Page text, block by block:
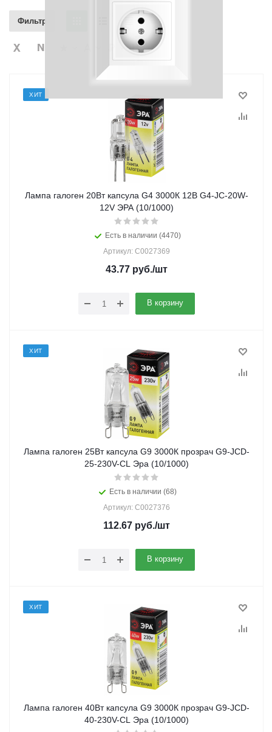
Фильтр
ХИТ
Лампа галоген 20Вт капсула G4 3000К 12В G4-JC-20W-
12V ЭРА (10/1000)
Есть в наличии (4470)
Артикул: C0027369
43.77 руб./шт
В корзину
ХИТ
Лампа галоген 25Вт капсула G9 3000К прозрач G9-JCD-
25-230V-CL Эра (10/1000)
Есть в наличии (68)
Артикул: C0027376
112.67 руб./шт
В корзину
ХИТ
Лампа галоген 40Вт капсула G9 3000К прозрач G9-JCD-
40-230V-CL Эра (10/1000)